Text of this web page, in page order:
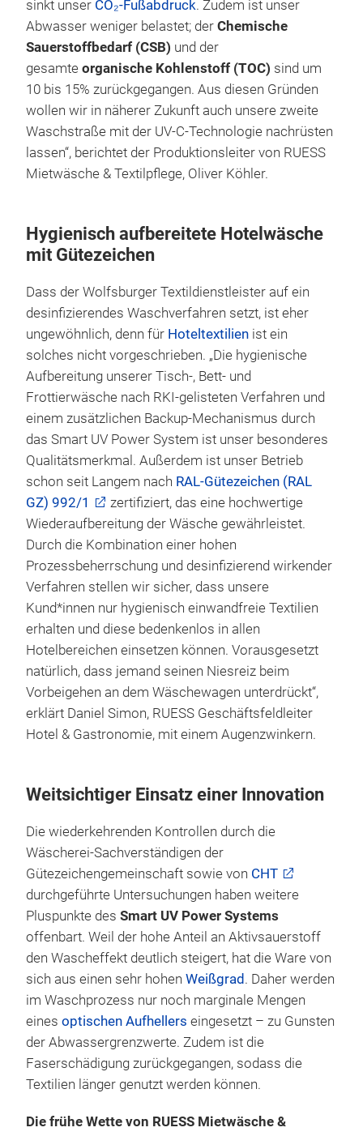
sinkt unser CO₂-Fußabdruck. Zudem ist unser
Abwasser weniger belastet; der Chemische
Sauerstoffbedarf (CSB) und der
gesamte organische Kohlenstoff (TOC) sind um
10 bis 15% zurückgegangen. Aus diesen Gründen
wollen wir in näherer Zukunft auch unsere zweite
Waschstraße mit der UV-C-Technologie nachrüsten
lassen“, berichtet der Produktionsleiter von RUESS
Mietwäsche & Textilpflege, Oliver Köhler.
Hygienisch aufbereitete Hotelwäsche
mit Gütezeichen
Dass der Wolfsburger Textildienstleister auf ein
desinfizierendes Waschverfahren setzt, ist eher
ungewöhnlich, denn für Hoteltextilien ist ein
solches nicht vorgeschrieben. „Die hygienische
Aufbereitung unserer Tisch-, Bett- und
Frottierwäsche nach RKI-gelisteten Verfahren und
einem zusätzlichen Backup-Mechanismus durch
das Smart UV Power System ist unser besonderes
Qualitätsmerkmal. Außerdem ist unser Betrieb
schon seit Langem nach RAL-Gütezeichen (RAL
GZ) 992/1
zertifiziert, das eine hochwertige
Wiederaufbereitung der Wäsche gewährleistet.
Durch die Kombination einer hohen
Prozessbeherrschung und desinfizierend wirkender
Verfahren stellen wir sicher, dass unsere
Kund*innen nur hygienisch einwandfreie Textilien
erhalten und diese bedenkenlos in allen
Hotelbereichen einsetzen können. Vorausgesetzt
natürlich, dass jemand seinen Niesreiz beim
Vorbeigehen an dem Wäschewagen unterdrückt“,
erklärt Daniel Simon, RUESS Geschäftsfeldleiter
Hotel & Gastronomie, mit einem Augenzwinkern.
Weitsichtiger Einsatz einer Innovation
Die wiederkehrenden Kontrollen durch die
Wäscherei-Sachverständigen der
Gütezeichengemeinschaft sowie von CHT
durchgeführte Untersuchungen haben weitere
Pluspunkte des Smart UV Power Systems
offenbart. Weil der hohe Anteil an Aktivsauerstoff
den Wascheffekt deutlich steigert, hat die Ware von
sich aus einen sehr hohen Weißgrad . Daher werden
im Waschprozess nur noch marginale Mengen
eines optischen Aufhellers eingesetzt – zu Gunsten
der Abwassergrenzwerte. Zudem ist die
Faserschädigung zurückgegangen, sodass die
Textilien länger genutzt werden können.
Die frühe Wette von RUESS Mietwäsche &